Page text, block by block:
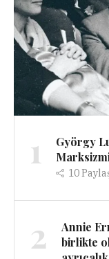
1
György
10
2
Annie
birlikte